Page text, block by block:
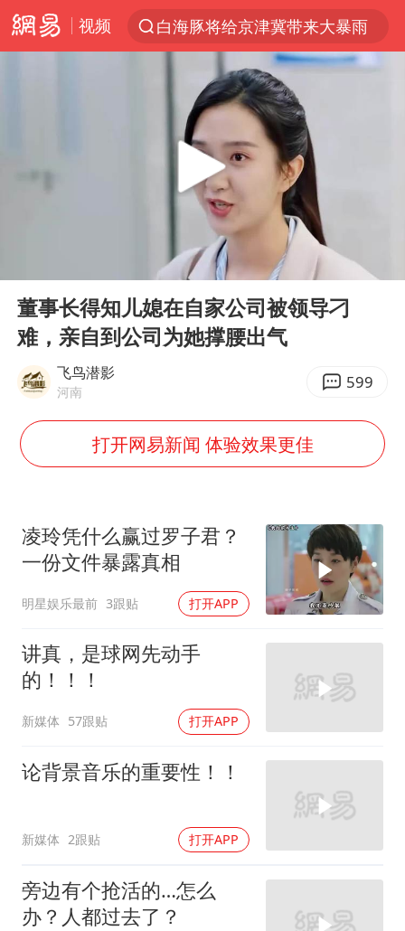
视频
白海豚将给京津冀带来大暴雨
上半年我国经营主体结构持续优化
杭州机场已取消航班388架次
《披荆斩棘2026》阵容官宣
中国第1高楼阻尼器摆动明显
上海有出现龙卷潜势
《龙餐馆》 冲奖
2025年小学教师减少13.19万
以军士兵把枪口对准中国记者
男子被沙蜇蜇伤5小时后呼吸困难
挡“张雪机车”民进党当局怕什么
灌溉水坝被隔成鱼塘 村民投诉20余年
奋力开创中国式现代化建设新局面
Play
04:52
董事长得知儿媳在自家公司被领导刁
难，亲自到公司为她撑腰出气
飞鸟潜影
河南 599
打开网易新闻 体验效果更佳
凌玲凭什么赢过罗子君？
一份文件暴露真相
明星娱乐最前 3跟贴 打开APP
讲真，是球网先动手
的！！！
新媒体 57跟贴 打开APP
论背景音乐的重要性！！
新媒体 2跟贴 打开APP
旁边有个抢活的…怎么
办？人都过去了？